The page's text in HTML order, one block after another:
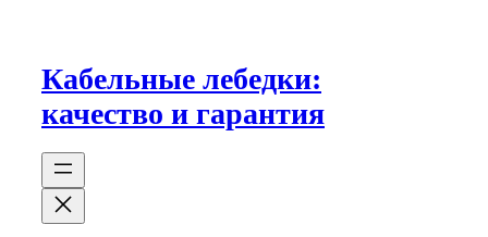
Кабельные лебедки:
качество и гарантия